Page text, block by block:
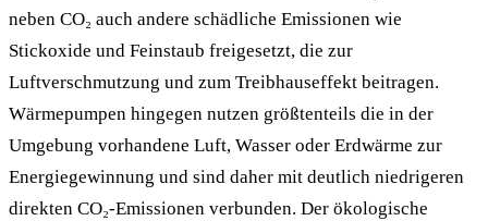
neben CO₂ auch andere schädliche Emissionen wie
Stickoxide und Feinstaub freigesetzt, die zur
Luftverschmutzung und zum Treibhauseffekt beitragen.
Wärmepumpen hingegen nutzen größtenteils die in der
Umgebung vorhandene Luft, Wasser oder Erdwärme zur
Energiegewinnung und sind daher mit deutlich niedrigeren
direkten CO₂-Emissionen verbunden. Der ökologische